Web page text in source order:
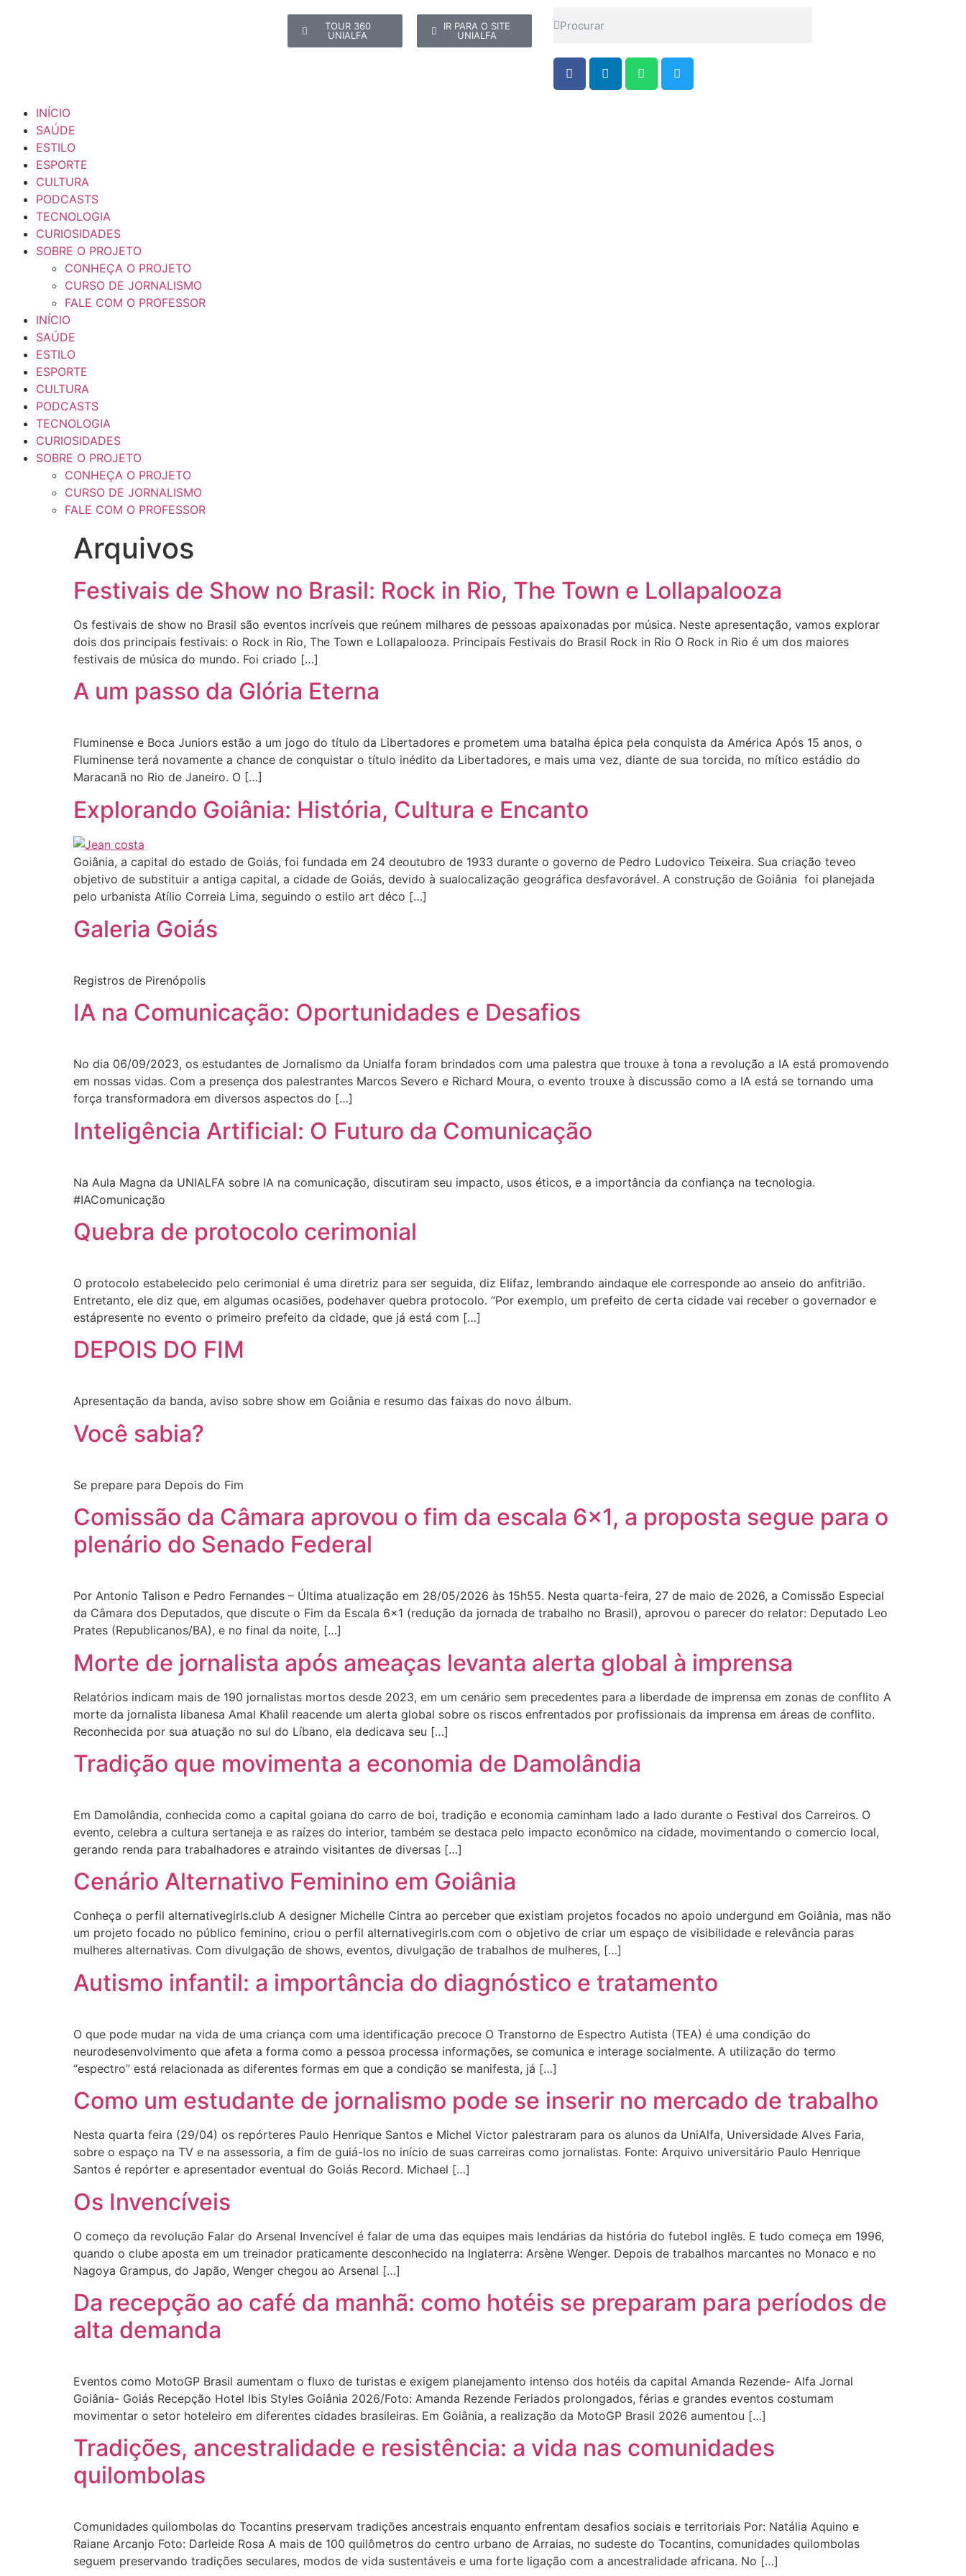
TOUR 360
UNIALFA
IR PARA O SITE
UNIALFA
INÍCIO
SAÚDE
ESTILO
ESPORTE
CULTURA
PODCASTS
TECNOLOGIA
CURIOSIDADES
SOBRE O PROJETO
CONHEÇA O PROJETO
CURSO DE JORNALISMO
FALE COM O PROFESSOR
INÍCIO
SAÚDE
ESTILO
ESPORTE
CULTURA
PODCASTS
TECNOLOGIA
CURIOSIDADES
SOBRE O PROJETO
CONHEÇA O PROJETO
CURSO DE JORNALISMO
FALE COM O PROFESSOR
Arquivos
Festivais de Show no Brasil: Rock in Rio, The Town e Lollapalooza
Os festivais de show no Brasil são eventos incríveis que reúnem milhares de pessoas apaixonadas por música. Neste apresentação, vamos explorar
dois dos principais festivais: o Rock in Rio, The Town e Lollapalooza. Principais Festivais do Brasil Rock in Rio O Rock in Rio é um dos maiores
festivais de música do mundo. Foi criado […]
A um passo da Glória Eterna
Fluminense e Boca Juniors estão a um jogo do título da Libertadores e prometem uma batalha épica pela conquista da América Após 15 anos, o
Fluminense terá novamente a chance de conquistar o título inédito da Libertadores, e mais uma vez, diante de sua torcida, no mítico estádio do
Maracanã no Rio de Janeiro. O […]
Explorando Goiânia: História, Cultura e Encanto
Goiânia, a capital do estado de Goiás, foi fundada em 24 deoutubro de 1933 durante o governo de Pedro Ludovico Teixeira. Sua criação teveo
objetivo de substituir a antiga capital, a cidade de Goiás, devido à sualocalização geográfica desfavorável. A construção de Goiânia foi planejada
pelo urbanista Atílio Correia Lima, seguindo o estilo art déco […]
Galeria Goiás
Registros de Pirenópolis
IA na Comunicação: Oportunidades e Desafios
No dia 06/09/2023, os estudantes de Jornalismo da Unialfa foram brindados com uma palestra que trouxe à tona a revolução a IA está promovendo
em nossas vidas. Com a presença dos palestrantes Marcos Severo e Richard Moura, o evento trouxe à discussão como a IA está se tornando uma
força transformadora em diversos aspectos do […]
Inteligência Artificial: O Futuro da Comunicação
Na Aula Magna da UNIALFA sobre IA na comunicação, discutiram seu impacto, usos éticos, e a importância da confiança na tecnologia.
#IAComunicação
Quebra de protocolo cerimonial
O protocolo estabelecido pelo cerimonial é uma diretriz para ser seguida, diz Elifaz, lembrando aindaque ele corresponde ao anseio do anfitrião.
Entretanto, ele diz que, em algumas ocasiões, podehaver quebra protocolo. “Por exemplo, um prefeito de certa cidade vai receber o governador e
estápresente no evento o primeiro prefeito da cidade, que já está com […]
DEPOIS DO FIM
Apresentação da banda, aviso sobre show em Goiânia e resumo das faixas do novo álbum.
Você sabia?
Se prepare para Depois do Fim
Comissão da Câmara aprovou o fim da escala 6×1, a proposta segue para o
plenário do Senado Federal
Por Antonio Talison e Pedro Fernandes – Última atualização em 28/05/2026 às 15h55. Nesta quarta-feira, 27 de maio de 2026, a Comissão Especial
da Câmara dos Deputados, que discute o Fim da Escala 6×1 (redução da jornada de trabalho no Brasil), aprovou o parecer do relator: Deputado Leo
Prates (Republicanos/BA), e no final da noite, […]
Morte de jornalista após ameaças levanta alerta global à imprensa
Relatórios indicam mais de 190 jornalistas mortos desde 2023, em um cenário sem precedentes para a liberdade de imprensa em zonas de conflito A
morte da jornalista libanesa Amal Khalil reacende um alerta global sobre os riscos enfrentados por profissionais da imprensa em áreas de conflito.
Reconhecida por sua atuação no sul do Líbano, ela dedicava seu […]
Tradição que movimenta a economia de Damolândia
Em Damolândia, conhecida como a capital goiana do carro de boi, tradição e economia caminham lado a lado durante o Festival dos Carreiros. O
evento, celebra a cultura sertaneja e as raízes do interior, também se destaca pelo impacto econômico na cidade, movimentando o comercio local,
gerando renda para trabalhadores e atraindo visitantes de diversas […]
Cenário Alternativo Feminino em Goiânia
Conheça o perfil alternativegirls.club A designer Michelle Cintra ao perceber que existiam projetos focados no apoio undergund em Goiânia, mas não
um projeto focado no público feminino, criou o perfil alternativegirls.com com o objetivo de criar um espaço de visibilidade e relevância paras
mulheres alternativas. Com divulgação de shows, eventos, divulgação de trabalhos de mulheres, […]
Autismo infantil: a importância do diagnóstico e tratamento
O que pode mudar na vida de uma criança com uma identificação precoce O Transtorno de Espectro Autista (TEA) é uma condição do
neurodesenvolvimento que afeta a forma como a pessoa processa informações, se comunica e interage socialmente. A utilização do termo
“espectro” está relacionada as diferentes formas em que a condição se manifesta, já […]
Como um estudante de jornalismo pode se inserir no mercado de trabalho
Nesta quarta feira (29/04) os repórteres Paulo Henrique Santos e Michel Victor palestraram para os alunos da UniAlfa, Universidade Alves Faria,
sobre o espaço na TV e na assessoria, a fim de guiá-los no início de suas carreiras como jornalistas. Fonte: Arquivo universitário Paulo Henrique
Santos é repórter e apresentador eventual do Goiás Record. Michael […]
Os Invencíveis
O começo da revolução Falar do Arsenal Invencível é falar de uma das equipes mais lendárias da história do futebol inglês. E tudo começa em 1996,
quando o clube aposta em um treinador praticamente desconhecido na Inglaterra: Arsène Wenger. Depois de trabalhos marcantes no Monaco e no
Nagoya Grampus, do Japão, Wenger chegou ao Arsenal […]
Da recepção ao café da manhã: como hotéis se preparam para períodos de
alta demanda
Eventos como MotoGP Brasil aumentam o fluxo de turistas e exigem planejamento intenso dos hotéis da capital Amanda Rezende- Alfa Jornal
Goiânia- Goiás Recepção Hotel Ibis Styles Goiânia 2026/Foto: Amanda Rezende Feriados prolongados, férias e grandes eventos costumam
movimentar o setor hoteleiro em diferentes cidades brasileiras. Em Goiânia, a realização da MotoGP Brasil 2026 aumentou […]
Tradições, ancestralidade e resistência: a vida nas comunidades
quilombolas
Comunidades quilombolas do Tocantins preservam tradições ancestrais enquanto enfrentam desafios sociais e territoriais Por: Natália Aquino e
Raiane Arcanjo Foto: Darleide Rosa A mais de 100 quilômetros do centro urbano de Arraias, no sudeste do Tocantins, comunidades quilombolas
seguem preservando tradições seculares, modos de vida sustentáveis e uma forte ligação com a ancestralidade africana. No […]